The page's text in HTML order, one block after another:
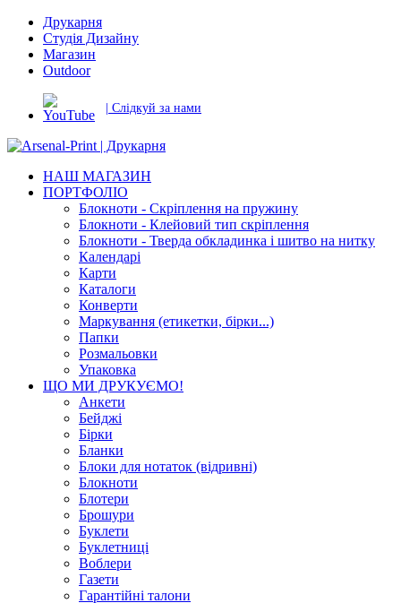
Друкарня
Студія Дизайну
Магазин
Outdoor
| Слідкуй за нами
НАШ МАГАЗИН
ПОРТФОЛІО
Блокноти - Скріплення на пружину
Блокноти - Клейовий тип скріплення
Блокноти - Тверда обкладинка і шитво на нитку
Календарі
Карти
Каталоги
Конверти
Маркування (етикетки, бірки...)
Папки
Розмальовки
Упаковка
ЩО МИ ДРУКУЄМО!
Анкети
Бейджі
Бірки
Бланки
Блоки для нотаток (відривні)
Блокноти
Блотери
Брошури
Буклети
Буклетниці
Воблери
Газети
Гарантійні талони